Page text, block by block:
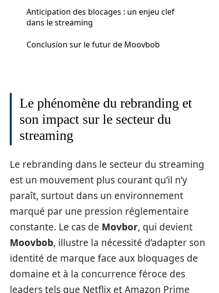
Anticipation des blocages : un enjeu clef
dans le streaming
Conclusion sur le futur de Moovbob
Le phénomène du rebranding et
son impact sur le secteur du
streaming
Le rebranding dans le secteur du streaming
est un mouvement plus courant qu’il n’y
paraît, surtout dans un environnement
marqué par une pression réglementaire
constante. Le cas de Movbor, qui devient
Moovbob, illustre la nécessité d’adapter son
identité de marque face aux bloquages de
domaine et à la concurrence féroce des
leaders tels que Netflix et Amazon Prime